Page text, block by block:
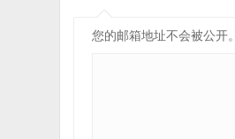
您的邮箱地址不会被公开。